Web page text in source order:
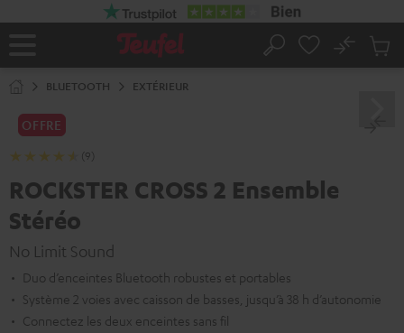
Page
Rechercher
No
BLUETOOTH EXTÉRIEUR
OFFRE
(9)
ROCKSTER CROSS 2 Ensemble
Stéréo
No Limit Sound
Duo d’enceintes Bluetooth robustes et portables
Système 2 voies avec caisson de basses, jusqu’à 38 h d’autonomie
Connectez les deux enceintes sans fil